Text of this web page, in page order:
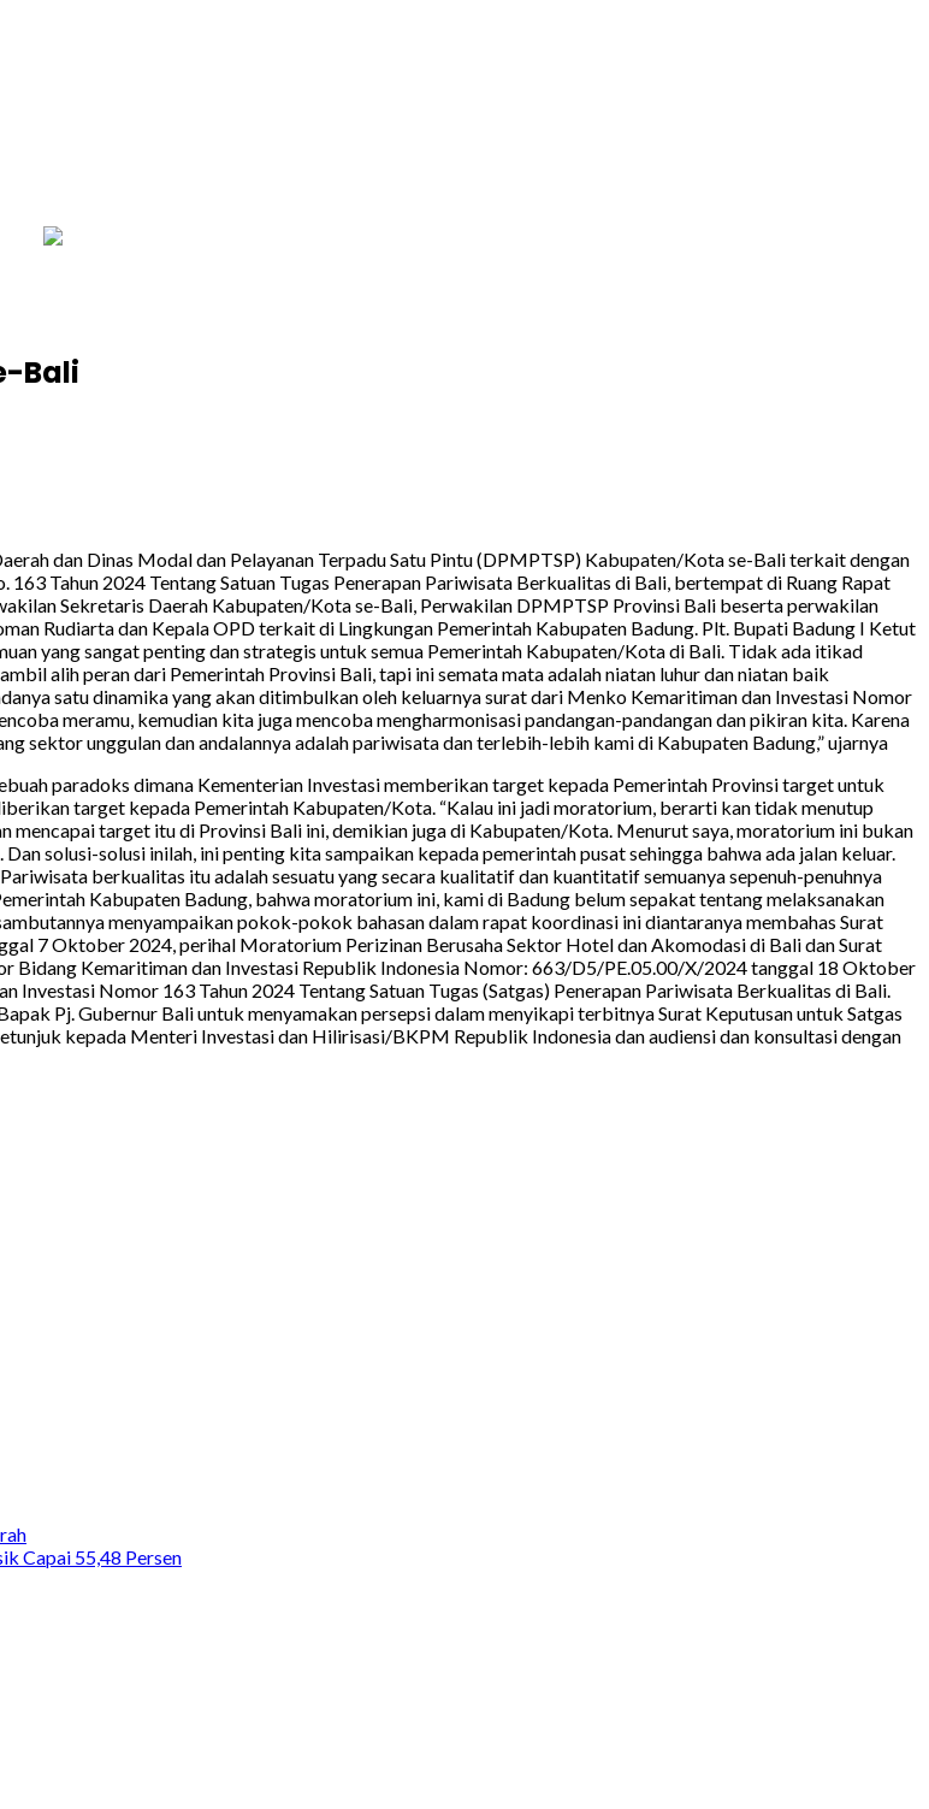
Bali
dan Dinas Modal dan Pelayanan Terpadu Satu Pintu (DPMPTSP) Kabupaten/Kota se-Bali terkait dengan
Tahun 2024 Tentang Satuan Tugas Penerapan Pariwisata Berkualitas di Bali, bertempat di Ruang Rapat
Sekretaris Daerah Kabupaten/Kota se-Bali, Perwakilan DPMPTSP Provinsi Bali beserta perwakilan
Rudiarta dan Kepala OPD terkait di Lingkungan Pemerintah Kabupaten Badung. Plt. Bupati Badung I Ketut
yang sangat penting dan strategis untuk semua Pemerintah Kabupaten/Kota di Bali. Tidak ada itikad
alih peran dari Pemerintah Provinsi Bali, tapi ini semata mata adalah niatan luhur dan niatan baik
satu dinamika yang akan ditimbulkan oleh keluarnya surat dari Menko Kemaritiman dan Investasi Nomor
meramu, kemudian kita juga mencoba mengharmonisasi pandangan-pandangan dan pikiran kita. Karena
sektor unggulan dan andalannya adalah pariwisata dan terlebih-lebih kami di Kabupaten Badung,” ujarnya
paradoks dimana Kementerian Investasi memberikan target kepada Pemerintah Provinsi target untuk
target kepada Pemerintah Kabupaten/Kota. “Kalau ini jadi moratorium, berarti kan tidak menutup
mencapai target itu di Provinsi Bali ini, demikian juga di Kabupaten/Kota. Menurut saya, moratorium ini bukan
solusi-solusi inilah, ini penting kita sampaikan kepada pemerintah pusat sehingga bahwa ada jalan keluar.
berkualitas itu adalah sesuatu yang secara kualitatif dan kuantitatif semuanya sepenuh-penuhnya
Kabupaten Badung, bahwa moratorium ini, kami di Badung belum sepakat tentang melaksanakan
menyampaikan pokok-pokok bahasan dalam rapat koordinasi ini diantaranya membahas Surat
7 Oktober 2024, perihal Moratorium Perizinan Berusaha Sektor Hotel dan Akomodasi di Bali dan Surat
Kemaritiman dan Investasi Republik Indonesia Nomor: 663/D5/PE.05.00/X/2024 tanggal 18 Oktober
Nomor 163 Tahun 2024 Tentang Satuan Tugas (Satgas) Penerapan Pariwisata Berkualitas di Bali.
Pj. Gubernur Bali untuk menyamakan persepsi dalam menyikapi terbitnya Surat Keputusan untuk Satgas
kepada Menteri Investasi dan Hilirisasi/BKPM Republik Indonesia dan audiensi dan konsultasi dengan
Capai 55,48 Persen